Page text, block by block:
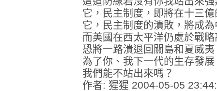
它，民主制度，即將在十三
它，民主制度的潰敗，將成
而美國在西太平洋仍處於戰
恐將一路潰退回關島和夏威
為了你、我下一代的生存發展
我們能不站出來嗎？
作者: 猩猩 2004-05-05